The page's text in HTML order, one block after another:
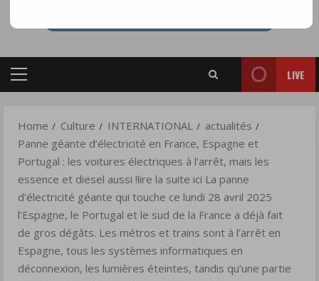
Portugal
voitures
électriques
à
l’arrêt,
mais
les
essence
et
diesel
Primary
LIVE
Home Culture INTERNATIONAL
actualités
Panne géante d’électricité en France, Espagne et
Portugal : les voitures électriques à l’arrêt, mais les
essence et diesel aussi !lire la suite ici La panne
d’électricité géante qui touche ce lundi 28 avril 2025
l’Espagne, le Portugal et le sud de la France a déjà fait
de gros dégâts. Les métros et trains sont à l’arrêt en
Espagne, tous les systèmes informatiques en
déconnexion, les lumières éteintes, tandis qu’une partie